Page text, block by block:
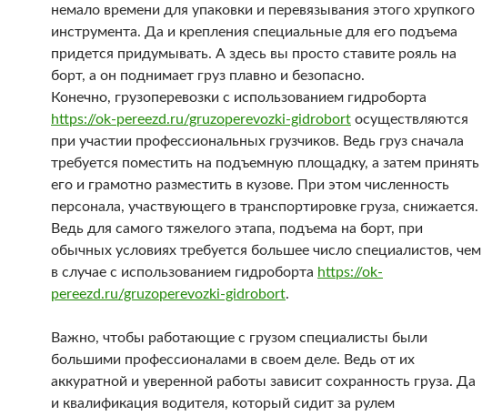
немало времени для упаковки и перевязывания этого хрупкого
инструмента. Да и крепления специальные для его подъема
придется придумывать. А здесь вы просто ставите рояль на
борт, а он поднимает груз плавно и безопасно.
Конечно, грузоперевозки с использованием гидроборта
https://ok-pereezd.ru/gruzoperevozki-gidrobort осуществляются
при участии профессиональных грузчиков. Ведь груз сначала
требуется поместить на подъемную площадку, а затем принять
его и грамотно разместить в кузове. При этом численность
персонала, участвующего в транспортировке груза, снижается.
Ведь для самого тяжелого этапа, подъема на борт, при
обычных условиях требуется большее число специалистов, чем
в случае с использованием гидроборта https://ok-
pereezd.ru/gruzoperevozki-gidrobort.
Важно, чтобы работающие с грузом специалисты были
большими профессионалами в своем деле. Ведь от их
аккуратной и уверенной работы зависит сохранность груза. Да
и квалификация водителя, который сидит за рулем